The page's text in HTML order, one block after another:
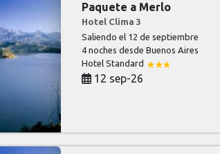
Paquete a Merlo
Hotel Clima 3
Saliendo el 12 de septiembre
4 noches desde Buenos Aires
Hotel Standard
12 sep-26